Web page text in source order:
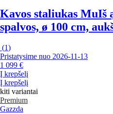
Kavos staliukas MuIš
spalvos, ø 100 cm,
(1)
Pristatysime nuo 2026‑11‑13
1 099 €
Į krepšelį
Į krepšelį
kiti variantai
Premium
Gazzda